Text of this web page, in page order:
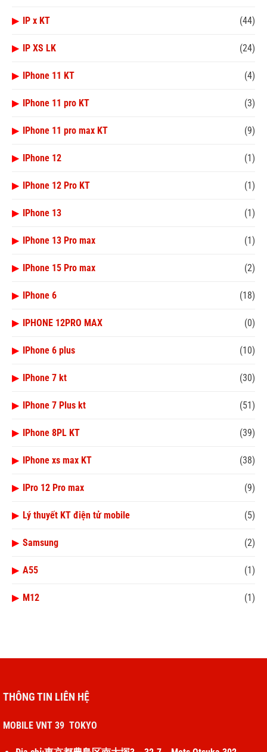
▶ IP x KT (44)
▶ IP XS LK (24)
▶ IPhone 11 KT (4)
▶ IPhone 11 pro KT (3)
▶ IPhone 11 pro max KT (9)
▶ IPhone 12 (1)
▶ IPhone 12 Pro KT (1)
▶ IPhone 13 (1)
▶ IPhone 13 Pro max (1)
▶ IPhone 15 Pro max (2)
▶ IPhone 6 (18)
▶ IPHONE 12PRO MAX (0)
▶ IPhone 6 plus (10)
▶ IPhone 7 kt (30)
▶ IPhone 7 Plus kt (51)
▶ IPhone 8PL KT (39)
▶ IPhone xs max KT (38)
▶ IPro 12 Pro max (9)
▶ Lý thuyết KT điện tử mobile (5)
▶ Samsung (2)
▶ A55 (1)
▶ M12 (1)
THÔNG TIN LIÊN HỆ
MOBILE VNT 39 TOKYO